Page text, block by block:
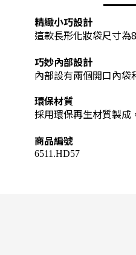
精緻小巧設計
這款長形化妝袋尺寸
巧妙內部設計
內部設有兩個開口內
環保材質
採用環保再生材質製成
商品編號
6511.HD57